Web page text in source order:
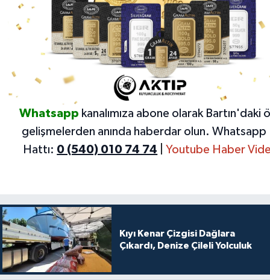
Whatsapp kanalımıza abone olarak Bartın'daki
gelişmelerden anında haberdar olun. Whatsapp
Hattı: 0 (540) 010 74 74 Youtube Haber
Kıyı Kenar Çizgisi Dağlara
Çıkardı, Denize Çileli Yolculuk